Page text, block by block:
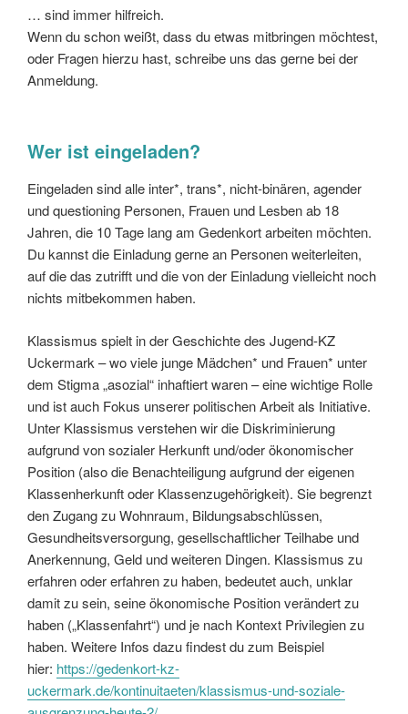
… sind immer hilfreich.
Wenn du schon weißt, dass du etwas mitbringen möchtest,
oder Fragen hierzu hast, schreibe uns das gerne bei der
Anmeldung.
Wer ist eingeladen?
Eingeladen sind alle inter*, trans*, nicht-binären, agender
und questioning Personen, Frauen und Lesben ab 18
Jahren, die 10 Tage lang am Gedenkort arbeiten möchten.
Du kannst die Einladung gerne an Personen weiterleiten,
auf die das zutrifft und die von der Einladung vielleicht noch
nichts mitbekommen haben.
Klassismus spielt in der Geschichte des Jugend-KZ
Uckermark – wo viele junge Mädchen* und Frauen* unter
dem Stigma „asozial“ inhaftiert waren – eine wichtige Rolle
und ist auch Fokus unserer politischen Arbeit als Initiative.
Unter Klassismus verstehen wir die Diskriminierung
aufgrund von sozialer Herkunft und/oder ökonomischer
Position (also die Benachteiligung aufgrund der eigenen
Klassenherkunft oder Klassenzugehörigkeit). Sie begrenzt
den Zugang zu Wohnraum, Bildungsabschlüssen,
Gesundheitsversorgung, gesellschaftlicher Teilhabe und
Anerkennung, Geld und weiteren Dingen. Klassismus zu
erfahren oder erfahren zu haben, bedeutet auch, unklar
damit zu sein, seine ökonomische Position verändert zu
haben („Klassenfahrt“) und je nach Kontext Privilegien zu
haben. Weitere Infos dazu findest du zum Beispiel
hier: https://gedenkort-kz-
uckermark.de/kontinuitaeten/klassismus-und-soziale-